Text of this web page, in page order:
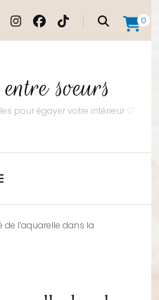
0
soeurs
pour égayer votre intérieur ♡
de l’aquarelle dans la